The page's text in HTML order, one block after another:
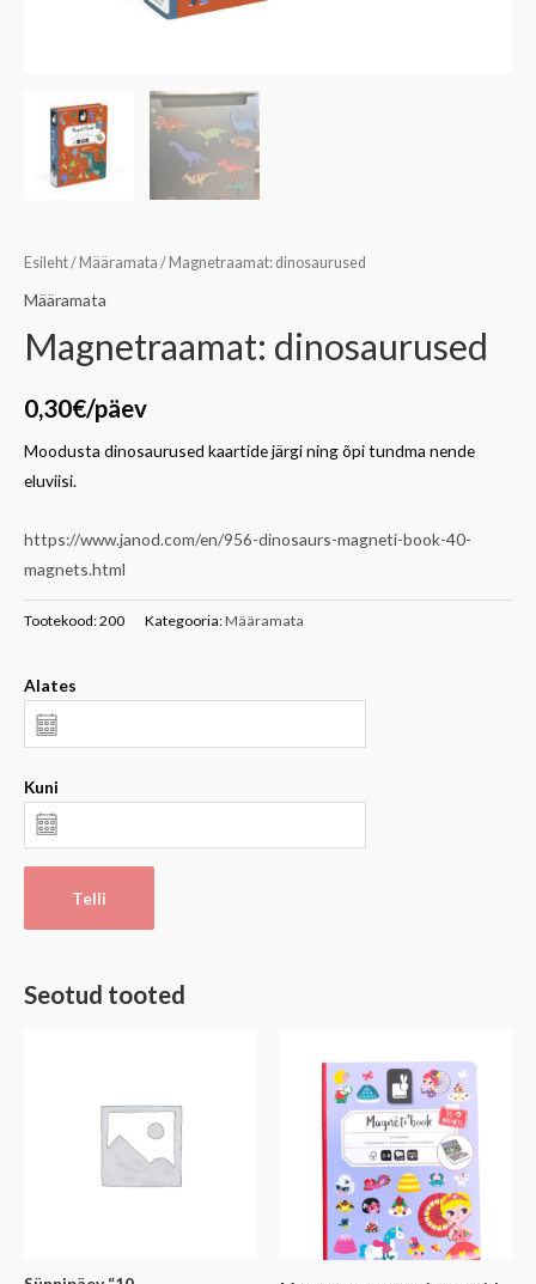
Esileht/ Määramata / Magnetraamat: dinosaurused
Määramata
Magnetraamat: dinosaurused
0,30€/päev
Moodusta dinosaurused kaartide järgi ning õpi tundma nende
eluviisi.
https://www.janod.com/en/956-dinosaurs-magneti-book-40-
magnets.html
Tootekood:200 Kategooria:Määramata
Alates
Kuni
Telli
Seotud tooted